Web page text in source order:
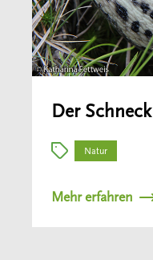
Der
Natur
Mehr erfahren